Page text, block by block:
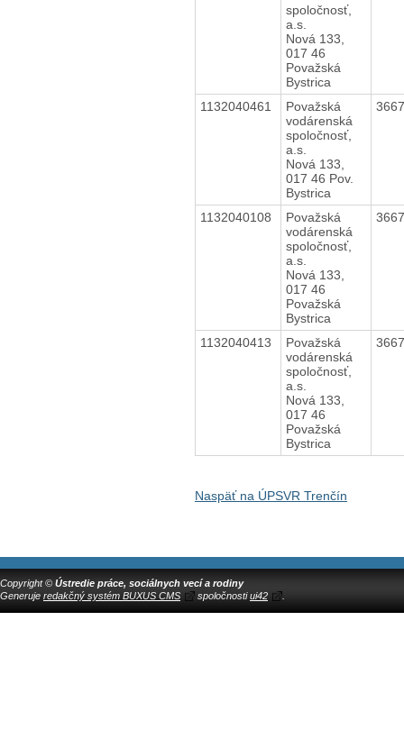
spoločnosť,
a.s.
Nová 133,
017 46
Považská
Bystrica
1132040461
Považská
vodárenská
spoločnosť,
a.s.
Nová 133,
017 46 Pov.
Bystrica
1132040108
Považská
vodárenská
spoločnosť,
a.s.
Nová 133,
017 46
Považská
Bystrica
1132040413
Považská
vodárenská
spoločnosť,
a.s.
Nová 133,
017 46
Považská
Bystrica
Naspäť na ÚPSVR Trenčín
Copyright © Ústredie práce, sociálnych vecí a rodiny
Generuje redakčný systém BUXUS CMS spoločnostiui42